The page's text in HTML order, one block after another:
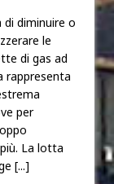
di diminuire o
le
di gas ad
rappresenta
per
La lotta
[...]